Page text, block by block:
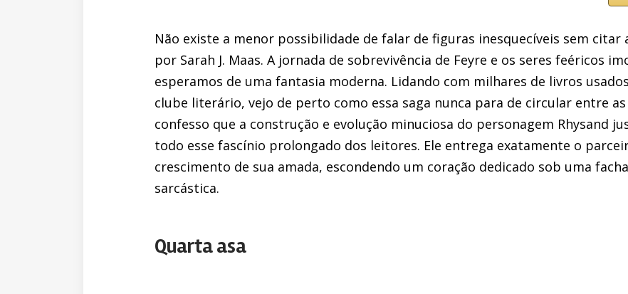
Não existe a menor possibilidade de falar de figuras inesquecíveis sem citar
por Sarah J. Maas. A jornada de sobrevivência de Feyre e os seres feéricos
esperamos de uma fantasia moderna. Lidando com milhares de livros
clube literário, vejo de perto como essa saga nunca para de circular entre as
confesso que a construção e evolução minuciosa do personagem Rhysand
todo esse fascínio prolongado dos leitores. Ele entrega exatamente o
crescimento de sua amada, escondendo um coração dedicado sob uma
sarcástica.
Quarta asa